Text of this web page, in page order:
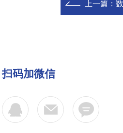
上一篇：
扫码加微信